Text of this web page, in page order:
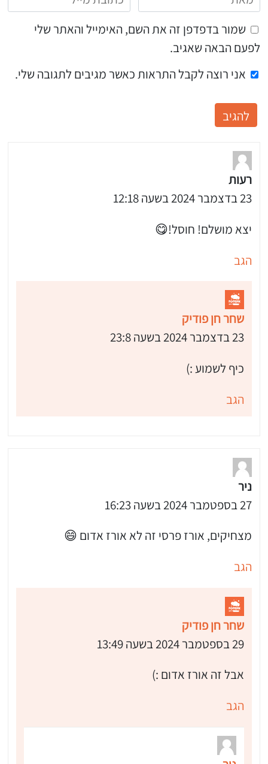
כמנויים ותלחצו על הפעמון תקבלו התראה לטלפון הנייד ברגע שעולה מתכון חדש לערוץ,
שמור בדפדפן זה את השם, האימייל והאתר שלי
לפעם הבאה שאגיב.
אני רוצה לקבל התראות כאשר מגיבים לתגובה שלי.
רעות
23 בדצמבר 2024 בשעה 12:18
יצא מושלם! חוסל!😋
הגב
שחר חן פודיק
23 בדצמבר 2024 בשעה 23:8
כיף לשמוע :)
הגב
ניר
27 בספטמבר 2024 בשעה 16:23
מצחיקים, אורז פרסי זה לא אורז אדום 😄
הגב
שחר חן פודיק
29 בספטמבר 2024 בשעה 13:49
אבל זה אורז אדום :)
הגב